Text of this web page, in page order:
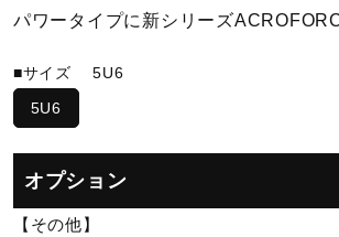
パワータイプに新シリーズ
■サイズ5U6
5U6
オプション
【その他】